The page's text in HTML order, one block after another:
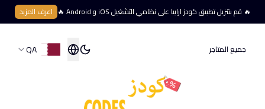
🔥 قم بتنزيل تطبيق كودز ارابيا على نظامي التشغيل iOS و Android 🔥 اعرف المزيد
جميع المتاجر QA